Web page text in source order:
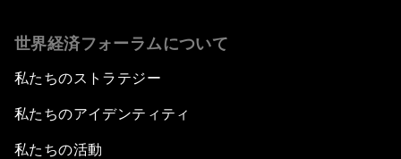
世界経済フォーラムについて
私たちのストラテジー
私たちのアイデンティティ
私たちの活動